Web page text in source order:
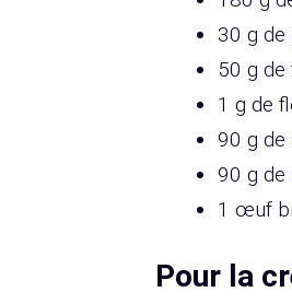
30 g de
50 g
1 g de
90 g de
90 g de
1 œuf
Pour la